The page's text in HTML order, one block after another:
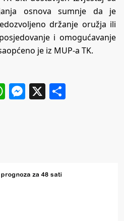
osnova sumnje da je
držanje oružja ili
i omogućavanje
je iz MUP-a TK.
WhatsApp
Messenger
X